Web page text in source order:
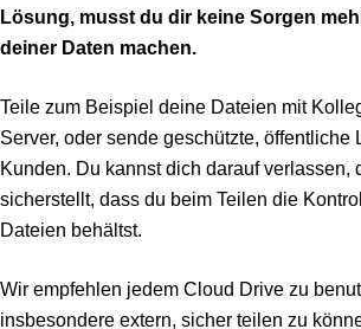
Lösung, musst du dir keine Sorgen
deiner Daten machen.
Teile zum Beispiel deine Dateien mit
Server, oder sende geschützte, öffentliche
Kunden. Du kannst dich darauf verlassen,
sicherstellt, dass du beim Teilen die
Dateien behältst.
Wir empfehlen jedem Cloud Drive zu
insbesondere extern, sicher teilen zu